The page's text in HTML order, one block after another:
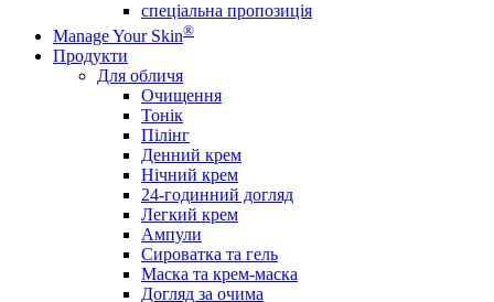
спеціальна пропозиція
Manage Your Skin®
Продукти
Для обличя
Очищення
Тонік
Пілінг
Денний крем
Нічний крем
24-годинний догляд
Легкий крем
Ампули
Сироватка та гель
Маска та крем-маска
Догляд за очима